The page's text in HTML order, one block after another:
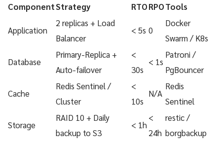
ComponentStrategy RTORPOTools
Application
2 replicas + Load
Balancer
< 5s 0
Docker
Swarm / K8s
Database
Primary-Replica +
Auto-failover
<
30s
< 1s
Patroni /
PgBouncer
Cache
Redis Sentinel /
Cluster
<
10s
N/A
Redis
Sentinel
Storage
RAID 10 + Daily
backup to S3
< 1h
<
24h
restic /
borgbackup